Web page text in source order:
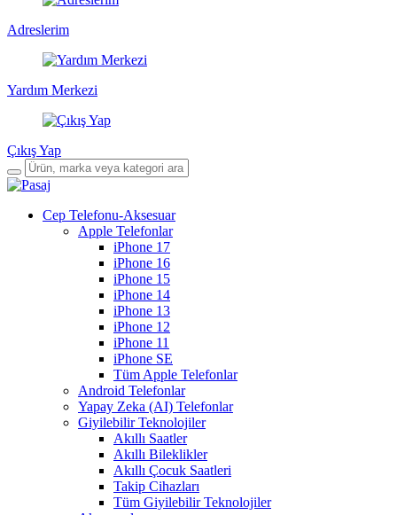
Adreslerim
Yardım Merkezi
Çıkış Yap
Cep Telefonu-Aksesuar
Apple Telefonlar
iPhone 17
iPhone 16
iPhone 15
iPhone 14
iPhone 13
iPhone 12
iPhone 11
iPhone SE
Tüm Apple Telefonlar
Android Telefonlar
Yapay Zeka (AI) Telefonlar
Giyilebilir Teknolojiler
Akıllı Saatler
Akıllı Bileklikler
Akıllı Çocuk Saatleri
Takip Cihazları
Tüm Giyilebilir Teknolojiler